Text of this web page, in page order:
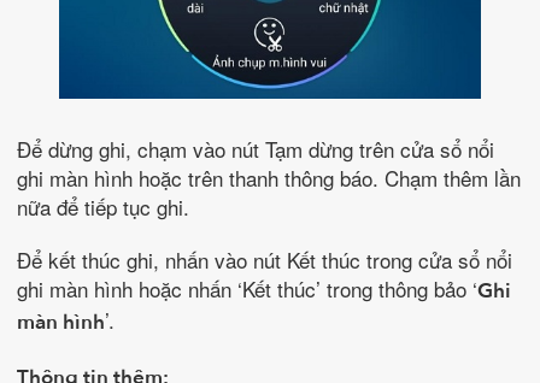
Để dừng ghi, chạm vào nút Tạm dừng trên cửa sổ nổi
ghi màn hình hoặc trên thanh thông báo. Chạm thêm lần
nữa để tiếp tục ghi.
Để kết thúc ghi, nhấn vào nút Kết thúc trong cửa sổ nổi
ghi màn hình hoặc nhấn ‘Kết thúc’ trong thông bảo ‘Ghi
màn hình’.
Thông tin thêm: